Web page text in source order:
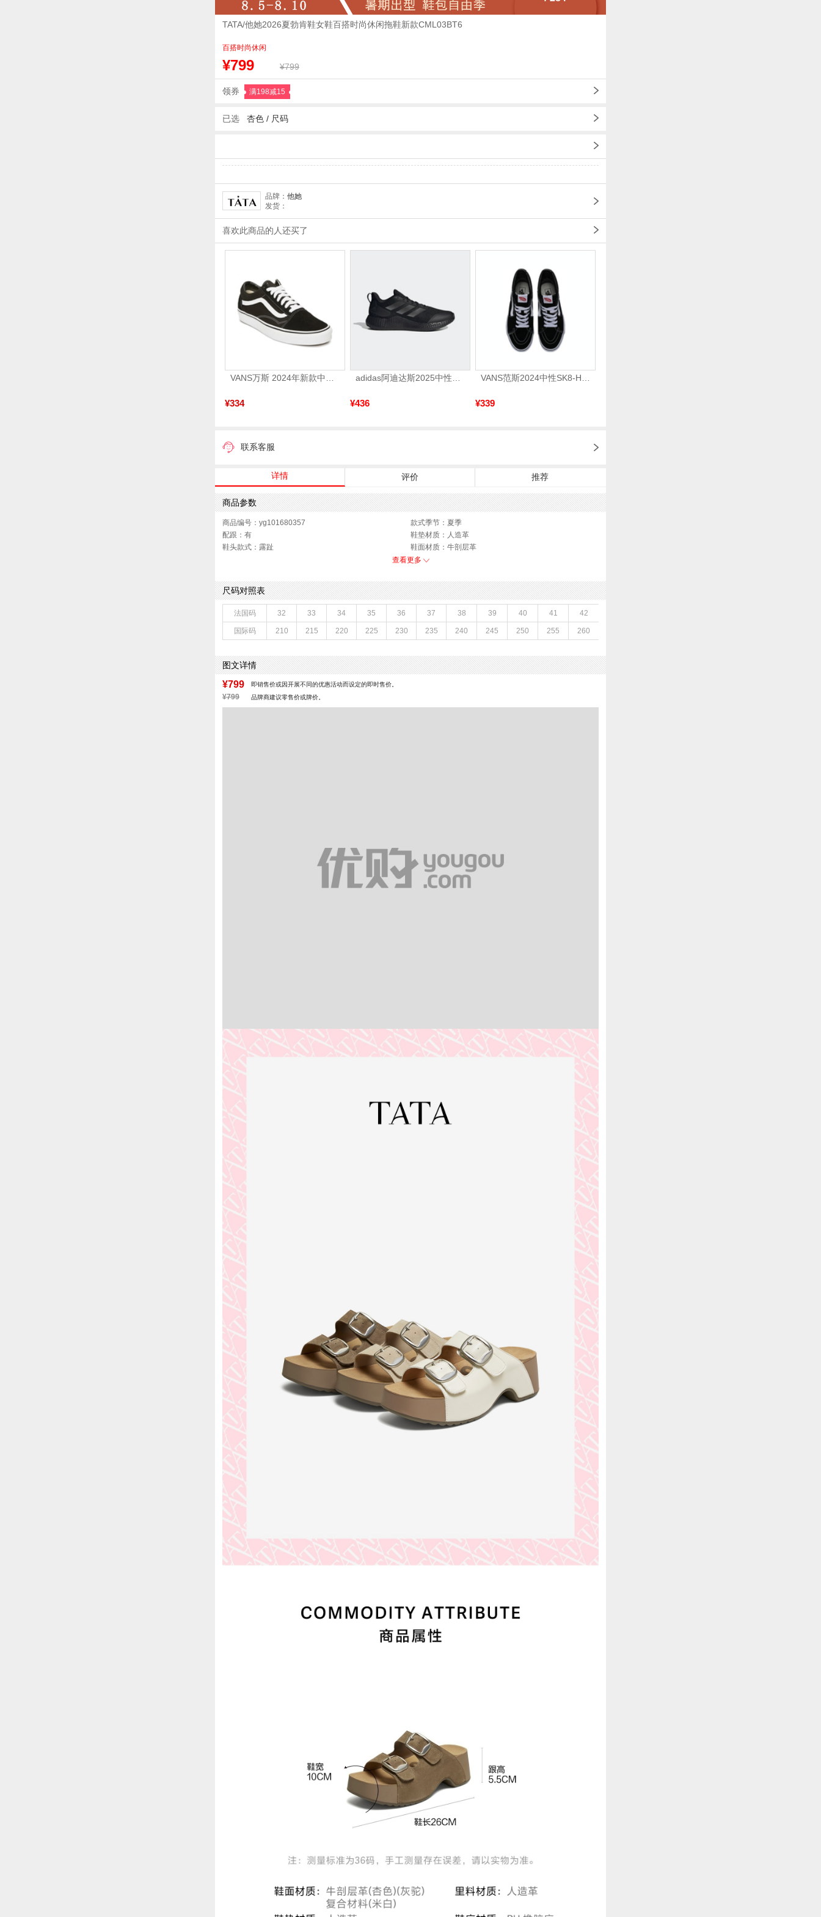
TATA/他她2026夏勃肯鞋女鞋百搭时尚休闲拖鞋新款CML03BT6
百搭时尚休闲
¥799 ¥799
领券 满198减15
已选 杏色 / 尺码
品牌： 他她
发货：
喜欢此商品的人还买了
VANS万斯 2024年新款中性OldSkool帆布鞋/硫化鞋VN000D3HY28（延续款）
¥334
adidas阿迪达斯2025中性edge gamedaySPW FTW-跑步GW2499
¥436
VANS范斯2024中性SK8-HiCL帆布鞋/硫化鞋VN000D5IB8C
¥339
联系客服
详情 评价 推荐
商品参数
商品编号：yg101680357
款式季节：夏季
配跟：有
鞋垫材质：人造革
鞋头款式：露趾
鞋面材质：牛剖层革
参考鞋长(女)：26CM
鞋跟形状：粗跟
性别：女子
皮质特征：软面皮
上市时间：2026年夏季
鞋底材质：橡胶底,PU
参考鞋宽(女)：10CM
里料材质：人造革
防水台高度：无
色系：杏色
鞋类流行款式：勃肯鞋
闭合方式：套脚
前掌高度：3CM
查看更多
尺码对照表
法国码 32 33 34 35 36 37 38 39 40 41 42
国际码 210 215 220 225 230 235 240 245 250 255 260
图文详情
¥799 即销售价或因开展不同的优惠活动而设定的即时售价。
¥799 品牌商建议零售价或牌价。